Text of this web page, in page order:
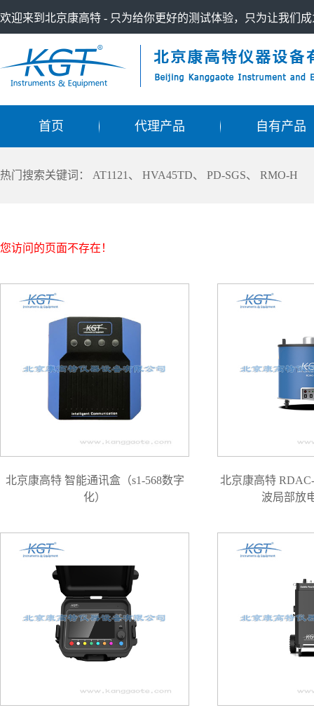
欢迎来到北京康高特 - 只为给你更好的测试体验，只为让我们
首页 代理产品 自有产品
热门搜索关键词： AT1121 、 HVA45TD、 PD-SGS、 RMO-H
您访问的页面不存在！
北京康高特 智能通讯盒（s1-568数字
化）
北京康高特
波局部放